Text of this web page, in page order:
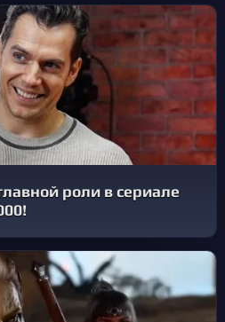
роли в сериале